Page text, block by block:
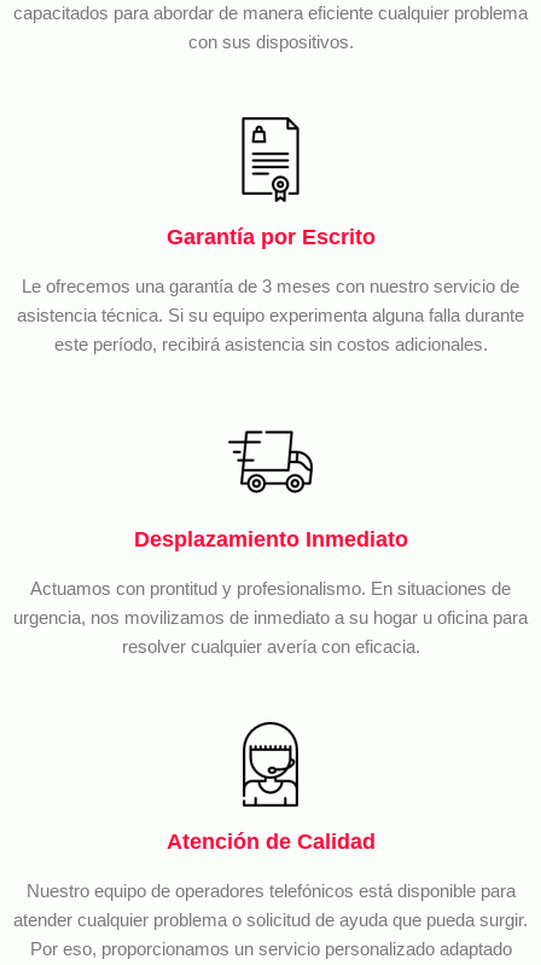
capacitados para abordar de manera eficiente cualquier problema
con sus dispositivos.
Garantía por Escrito
Le ofrecemos una garantía de 3 meses con nuestro servicio de
asistencia técnica. Si su equipo experimenta alguna falla durante
este período, recibirá asistencia sin costos adicionales.
Desplazamiento Inmediato
Actuamos con prontitud y profesionalismo. En situaciones de
urgencia, nos movilizamos de inmediato a su hogar u oficina para
resolver cualquier avería con eficacia.
Atención de Calidad
Nuestro equipo de operadores telefónicos está disponible para
atender cualquier problema o solicitud de ayuda que pueda surgir.
Por eso, proporcionamos un servicio personalizado adaptado